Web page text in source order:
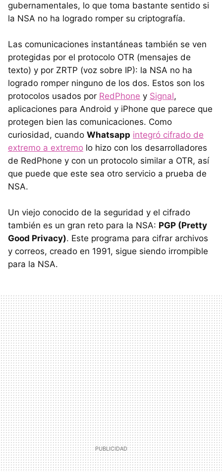
gubernamentales, lo que toma bastante sentido si
la NSA no ha logrado romper su criptografía.
Las comunicaciones instantáneas también se ven
protegidas por el protocolo OTR (mensajes de
texto) y por ZRTP (voz sobre IP): la NSA no ha
logrado romper ninguno de los dos. Estos son los
protocolos usados por RedPhone y Signal,
aplicaciones para Android y iPhone que parece que
protegen bien las comunicaciones. Como
curiosidad, cuando Whatsapp integró cifrado de
extremo a extremo lo hizo con los desarrolladores
de RedPhone y con un protocolo similar a OTR, así
que puede que este sea otro servicio a prueba de
NSA.
Un viejo conocido de la seguridad y el cifrado
también es un gran reto para la NSA: PGP (Pretty
Good Privacy). Este programa para cifrar archivos
y correos, creado en 1991, sigue siendo irrompible
para la NSA.